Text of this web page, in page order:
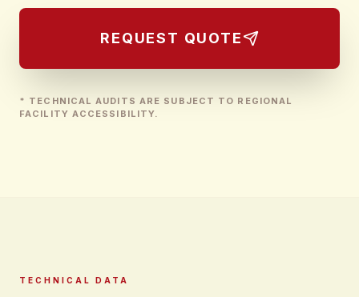
REQUEST QUOTE
* TECHNICAL AUDITS ARE SUBJECT TO REGIONAL
FACILITY ACCESSIBILITY.
TECHNICAL DATA